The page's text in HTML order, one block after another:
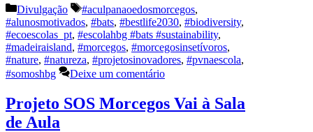
Categorias
Divulgação Etiquetas
#aculpanaoedosmorcegos,
#alunosmotivados, #bats, #bestlife2030, #biodiversity,
#ecoescolas_pt, #escolahbg #bats #sustainability,
#madeiraisland, #morcegos, #morcegosinsetívoros,
#nature, #natureza, #projetosinovadores, #pvnaescola,
#somoshbg
Deixe um comentário
Projeto SOS Morcegos Vai à Sala
de Aula